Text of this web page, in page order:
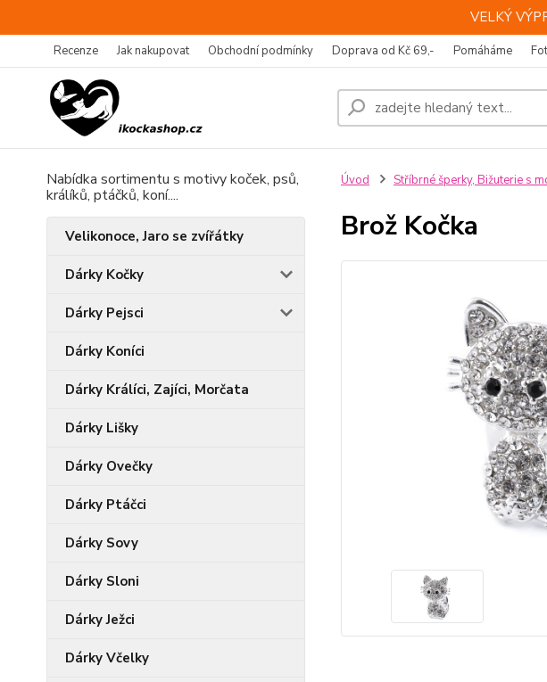
VELKÝ
Recenze Jak nakupovat Obchodní podmínky Doprava od Kč 69,- Pomáháme
Nabídka sortimentu s motivy koček, psů,
králíků, ptáčků, koní....
Velikonoce, Jaro se zvířátky
Dárky Kočky
Dárky Pejsci
Dárky Koníci
Dárky Králíci, Zajíci, Morčata
Dárky Lišky
Dárky Ovečky
Dárky Ptáčci
Dárky Sovy
Dárky Sloni
Dárky Ježci
Dárky Včelky
Úvod Stříbrné šperky, Bižuterie s
Brož Kočka